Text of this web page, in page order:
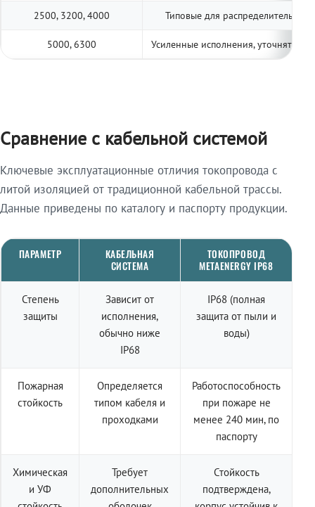
2500, 3200, 4000 Типовые для распределительных
5000, 6300 Усиленные исполнения, уточнять по
Сравнение с кабельной системой
Ключевые эксплуатационные отличия токопровода с
литой изоляцией от традиционной кабельной трассы.
Данные приведены по каталогу и паспорту продукции.
ПАРАМЕТР
КАБЕЛЬНАЯ
СИСТЕМА
ТОКОПРОВОД
METAENERGY IP68
Степень
защиты
Зависит от
исполнения,
обычно ниже
IP68
IP68 (полная
защита от пыли и
воды)
Пожарная
стойкость
Определяется
типом кабеля и
проходками
Работоспособность
при пожаре не
менее 240 мин, по
паспорту
Химическая
и УФ
Требует
дополнительных
Стойкость
подтверждена,